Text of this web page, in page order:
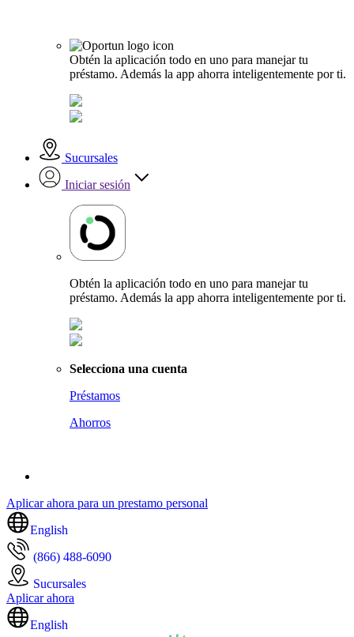
Obtén la aplicación todo en uno para manejar tu
préstamo. Además la app ahorra inteligentemente por ti.
Sucursales
Iniciar sesión
Obtén la aplicación todo en uno para manejar tu
préstamo. Además la app ahorra inteligentemente por ti.
Selecciona una cuenta
Préstamos
Ahorros
Aplicar ahora para un prestamo personal
English
(866) 488-6090
Sucursales
Aplicar ahora
English